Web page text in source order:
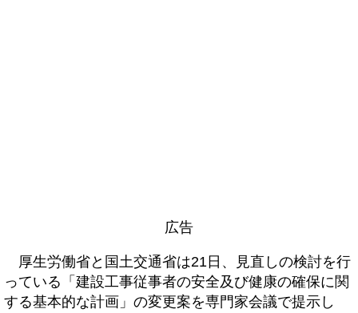
広告
厚生労働省と国土交通省は21日、見直しの検討を行
っている「建設工事従事者の安全及び健康の確保に関
する基本的な計画」の変更案を専門家会議で提示し